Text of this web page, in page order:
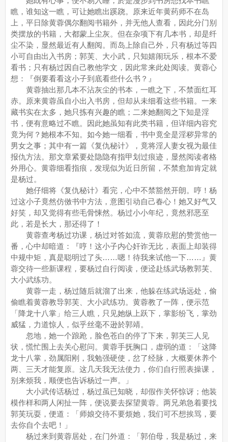
瞧，谁知这一瞧，可让她瞧出蹊跷。原来近年黄药师不在岛
上，平日除黄蓉偶尔翻阅书籍外，并无他人查看，因此分门别
类摆放的书籍，大都蒙上尘灰。但在杂项下有几本书，却是纤
尘不染，显然最近有人翻阅。而岛上除自己外，只有杨过等四
小可自由出入书房；郭芙、大小武，只知嬉闹玩乐，根本不爱
看书；只有杨过因自己教他学文，因此常来此处阅读。黄蓉心
想：『倒要看看这小子到底看些什么书？』
黄蓉抽出那几本不沾灰尘的书本，一瞧之下，不禁面红耳
赤。原来黄蓉虽自小出入书房，但却从未细看这些书籍。一来
藏书实在太多，她只拣有兴趣的瞧；二来她翻阅之下知是淫
书，便有意略过不瞧。因此她虽知有此类书籍，但详细内容究
竟为何？她根本不知。如今她一细看，书中竟全是淫秽异常的
男女之事；其中有一篇《复仇秘计》，竟将淫人妻女视为最佳
报仇方法。那文章紧要处隐隐有指甲划过痕迹，显然阅读者格
外用心。黄蓉细看指痕，发现似为近日所留，不禁愈加肯定就
是杨过。
她仔细将《复仇秘计》看完，心中不禁豁然开朗。哼！杨
过这小子竟然仿傚书中方法，意图引动自己春心！她又好气又
好笑，却又觉得有些毛骨悚然。杨过小小年纪，竟然邪恶至
此，若是长大，那还得了！
黄蓉查考杨过功课，杨过对答如流，黄蓉欣慰的赞赏他一
番，心中却暗道：『哼！这小子内心奸诈无比，表面上却装得
中规中矩，真是聪明过了头……嗯！待我来试他一下……』黄
蓉交待一些新课程，要杨过自行阅读，便迳赴练武场教郭芙、
大小武练功。
黄蓉一走，杨过随后就溜了出来，他躲在练武场远处，偷
偷瞧着黄蓉教导郭芙、大小武练功。黄蓉教了一阵，便示范
「降龙十八掌」给三人瞧，只见她纵上跃下，掌影纷飞，掌劲
威猛，力道惊人，似乎丝毫不逊於郭靖。
忽地，她一个踉跄，脸色苍白的停了下来，郭芙三人见
状，慌忙围上去关心慰问。黄蓉手抚胸口，虚弱的道：「这降
龙十八掌，劲属阳刚，我勉强硬使，岔了经脉，大概要休养个
两、三天才能复原。这几天我无法使力，你们自行照表操课，
别来烦我，顺便也告诉杨过一声。」
大小武传话杨过，杨过虽已知晓，却假作关怀惊讶；他装
模作样和两人闲扯一阵，便说要去探望黄蓉。两兄弟急着要找
郭芙玩耍，便道：「师娘交待不要烦她，我们可不想挨骂，要
去你自个去吧！」
杨过来到黄蓉居处，在门外道：「郭伯母，我是杨过，来